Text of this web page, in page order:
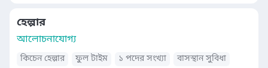
হেল্পার
আলোচনাযোগ্য
কিচেন হেল্পার ফুল টাইম ১ পদের সংখ্যা
বাসস্থান সুবিধা